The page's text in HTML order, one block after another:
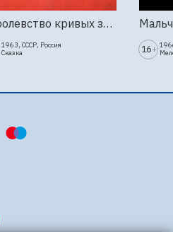
Королевство кривых зеркал (1963г., Киностудия Горького)
1963, СССР, Россия
Сказка
16+